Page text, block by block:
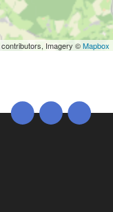
contributors, Imagery ©Mapbox